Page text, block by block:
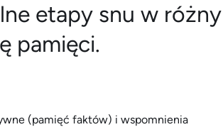
etapy snu w różny
pamięci.
(pamięć faktów) i wspomnienia